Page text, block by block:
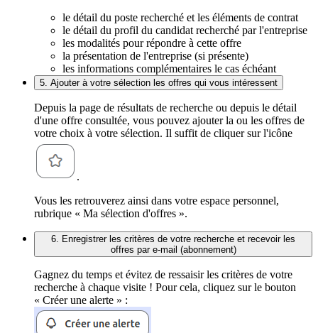
le détail du poste recherché et les éléments de contrat
le détail du profil du candidat recherché par l'entreprise
les modalités pour répondre à cette offre
la présentation de l'entreprise (si présente)
les informations complémentaires le cas échéant
5. Ajouter à votre sélection les offres qui vous intéressent
Depuis la page de résultats de recherche ou depuis le détail
d'une offre consultée, vous pouvez ajouter la ou les offres de
votre choix à votre sélection. Il suffit de cliquer sur l'icône
.
Vous les retrouverez ainsi dans votre espace personnel,
rubrique « Ma sélection d'offres ».
6. Enregistrer les critères de votre recherche et recevoir les
offres par e-mail (abonnement)
Gagnez du temps et évitez de ressaisir les critères de votre
recherche à chaque visite ! Pour cela, cliquez sur le bouton
« Créer une alerte » :